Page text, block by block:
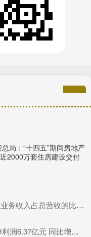
局：“十四五”期间房地产
2000万套住房建设交付
入占总营收的比例较低
亿元 同比增长4.75%